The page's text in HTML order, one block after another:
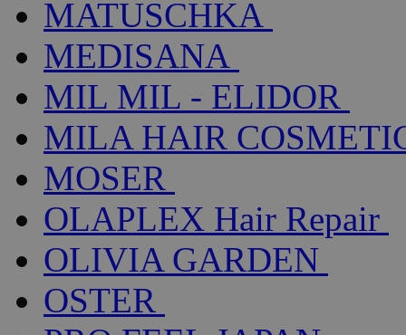
MATUSCHKA
MEDISANA
MIL MIL - ELIDOR
MILA HAIR
MOSER
OLAPLEX Hair Repair
OLIVIA GARDEN
OSTER